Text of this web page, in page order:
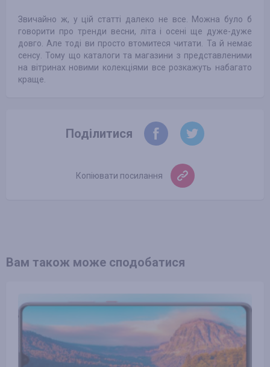
Звичайно ж, у цій статті далеко не все. Можна було б
говорити про тренди весни, літа і осені ще дуже-дуже
довго. Але тоді ви просто втомитеся читати. Та й немає
сенсу. Тому що каталоги та магазини з представленими
на вітринах новими колекціями все розкажуть набагато
краще.
Поділитися
Копіювати посилання
Вам також може сподобатися